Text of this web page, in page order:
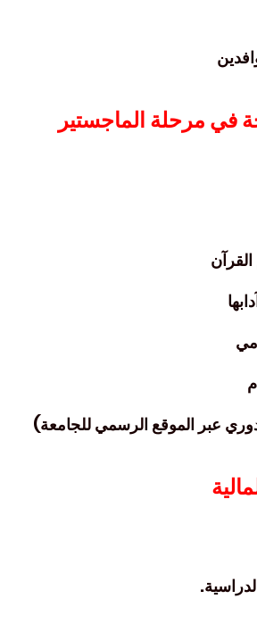
في مرحلة الماجستير
عبر الموقع الرسمي للجامعة)